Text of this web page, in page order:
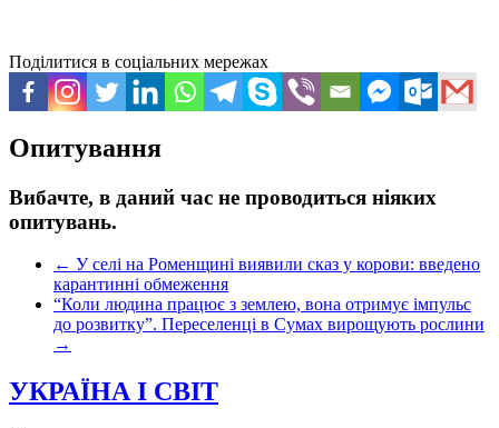
Поділитися в соціальних мережах
Опитування
Вибачте, в даний час не проводиться ніяких
опитувань.
← У селі на Роменщині виявили сказ у корови: введено
карантинні обмеження
“Коли людина працює з землею, вона отримує імпульс
до розвитку”. Переселенці в Сумах вирощують рослини
→
УКРАЇНА І СВІТ